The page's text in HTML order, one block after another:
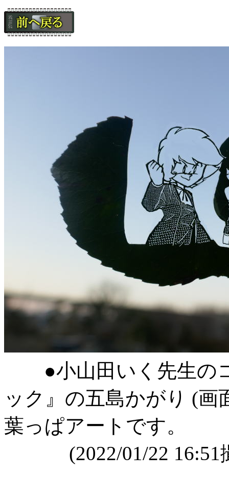
●小山田いく先生の
ック』の五島かがり (画
葉っぱアートです。
(2022/01/22 16:51